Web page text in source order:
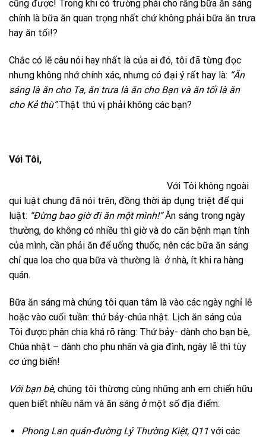
cũng được! Trong khi có trường phái cho rằng bữa ăn sáng
chính là bữa ăn quan trọng nhất chứ không phải bữa ăn trưa
hay ăn tối!?
Chắc có lẽ câu nói hay nhất là của ai đó, tôi đã từng đọc
nhưng không nhớ chính xác, nhưng có đại ý rất hay là: “Ăn
sáng là ăn cho Ta, ăn trưa là ăn cho Bạn và ăn tối là ăn
cho Kẻ thù”.Thật thú vị phải không các bạn?
Với Tôi,
Với Tôi không ngoài
qui luật chung đã nói trên, đồng thời áp dụng triệt để qui
luật: “Đừng bao giờ đi ăn một mình!”Ăn sáng trong ngày
thường, do không có nhiều thì giờ và do căn bệnh mạn tính
của mình, cần phải ăn để uống thuốc, nên các bữa ăn sáng
chỉ qua loa cho qua bữa và thường là ở nhà, ít khi ra hàng
quán.
Bữa ăn sáng mà chúng tôi quan tâm là vào các ngày nghỉ lễ
hoặc vào cuối tuần: thứ bảy-chúa nhật. Lịch ăn sáng của
Tôi được phân chia khá rõ ràng: Thứ bảy- dành cho bạn bè,
Chúa nhật – dành cho phu nhân và gia đình, ngày lễ thì tùy
cơ ứng biến!
Với bạn bè, chúng tôi thừơng cùng những anh em chiến hữu
quen biết nhiều năm và ăn sáng ở một số địa điểm:
Phong Lan quán-đường Lý Thường Kiệt, Q11với các